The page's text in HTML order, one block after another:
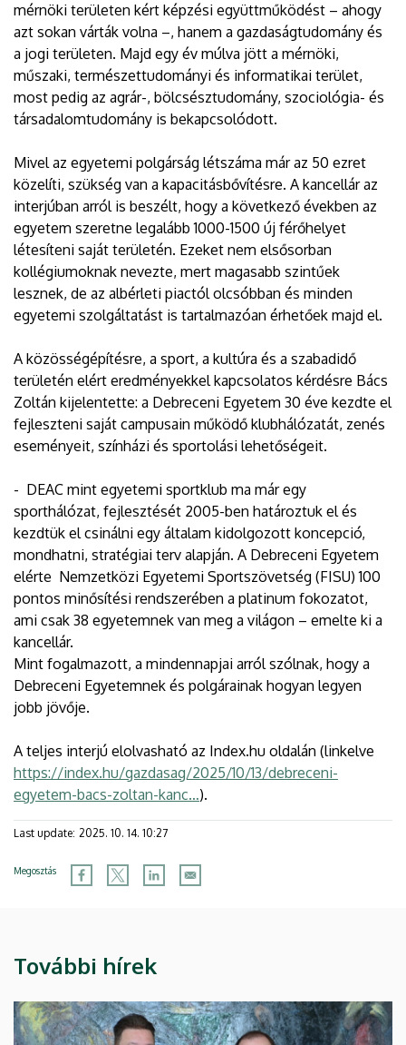
mérnöki területen kért képzési együttműködést – ahogy
azt sokan várták volna –, hanem a gazdaságtudomány és
a jogi területen. Majd egy év múlva jött a mérnöki,
műszaki, természettudományi és informatikai terület,
most pedig az agrár-, bölcsésztudomány, szociológia- és
társadalomtudomány is bekapcsolódott.
Mivel az egyetemi polgárság létszáma már az 50 ezret
közelíti, szükség van a kapacitásbővítésre. A kancellár az
interjúban arról is beszélt, hogy a következő években az
egyetem szeretne legalább 1000-1500 új férőhelyet
létesíteni saját területén. Ezeket nem elsősorban
kollégiumoknak nevezte, mert magasabb szintűek
lesznek, de az albérleti piactól olcsóbban és minden
egyetemi szolgáltatást is tartalmazóan érhetőek majd el.
A közösségépítésre, a sport, a kultúra és a szabadidő
területén elért eredményekkel kapcsolatos kérdésre Bács
Zoltán kijelentette: a Debreceni Egyetem 30 éve kezdte el
fejleszteni saját campusain működő klubhálózatát, zenés
eseményeit, színházi és sportolási lehetőségeit.
- DEAC mint egyetemi sportklub ma már egy
sporthálózat, fejlesztését 2005-ben határoztuk el és
kezdtük el csinálni egy általam kidolgozott koncepció,
mondhatni, stratégiai terv alapján. A Debreceni Egyetem
elérte Nemzetközi Egyetemi Sportszövetség (FISU) 100
pontos minősítési rendszerében a platinum fokozatot,
ami csak 38 egyetemnek van meg a világon – emelte ki a
kancellár.
Mint fogalmazott, a mindennapjai arról szólnak, hogy a
Debreceni Egyetemnek és polgárainak hogyan legyen
jobb jövője.
A teljes interjú elolvasható az Index.hu oldalán (linkelve
https://index.hu/gazdasag/2025/10/13/debreceni-
egyetem-bacs-zoltan-kanc…).
Last update: 2025. 10. 14. 10:27
Megosztás
További hírek